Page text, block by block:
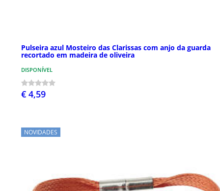
Pulseira azul Mosteiro das Clarissas com anjo da guarda
recortado em madeira de oliveira
DISPONÍVEL
€ 4,59
NOVIDADES